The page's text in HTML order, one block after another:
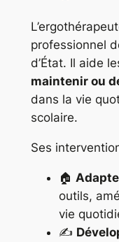
professionnel
d’État. Il aide
maintenir ou
dans la vie
scolaire.
Ses
🏠
outils,
vie
✍